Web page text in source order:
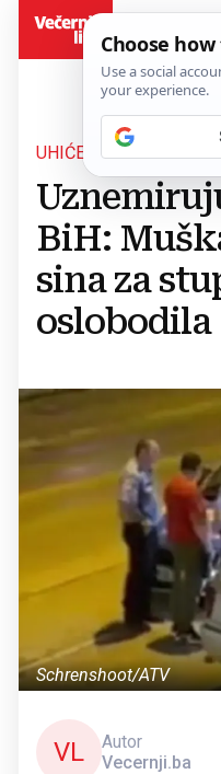
UHIĆEN MUŠKARAC
BiH:
sina za
oslobodila
Schrenshoot/ATV
VL
Autor
Vecernji.ba